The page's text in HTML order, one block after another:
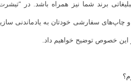
برند شما نیز همراه باشد. در
چاپ‌های سفارشی خودتان به یادماندنی
این خصوص توضیح خواهیم داد.